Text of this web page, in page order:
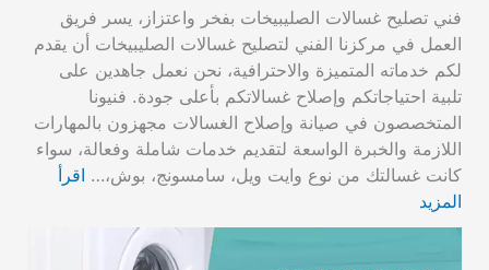
فني تصليح غسالات الصليبيخات بفخر واعتزاز، يسر فريق
العمل في مركزنا الفني لتصليح غسالات الصليبيخات أن يقدم
لكم خدماته المتميزة والاحترافية، نحن نعمل جاهدين على
تلبية احتياجاتكم وإصلاح غسالاتكم بأعلى جودة. فنيونا
المتخصصون في صيانة وإصلاح الغسالات مجهزون بالمهارات
اللازمة والخبرة الواسعة لتقديم خدمات شاملة وفعالة، سواء
كانت غسالتك من نوع وايت ويل، سامسونج، بوش،… اقرأ
المزيد